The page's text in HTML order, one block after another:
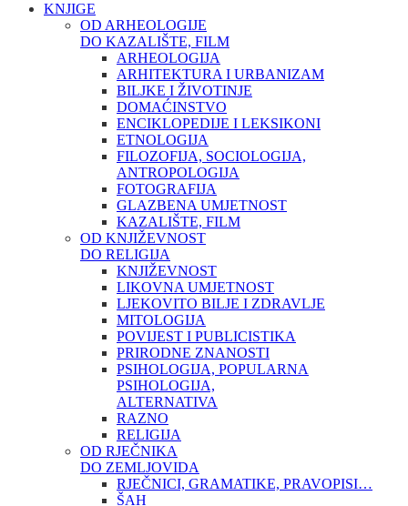
KNJIGE
OD ARHEOLOGIJE
DO KAZALIŠTE, FILM
ARHEOLOGIJA
ARHITEKTURA I URBANIZAM
BILJKE I ŽIVOTINJE
DOMAĆINSTVO
ENCIKLOPEDIJE I LEKSIKONI
ETNOLOGIJA
FILOZOFIJA, SOCIOLOGIJA,
ANTROPOLOGIJA
FOTOGRAFIJA
GLAZBENA UMJETNOST
KAZALIŠTE, FILM
OD KNJIŽEVNOST
DO RELIGIJA
KNJIŽEVNOST
LIKOVNA UMJETNOST
LJEKOVITO BILJE I ZDRAVLJE
MITOLOGIJA
POVIJEST I PUBLICISTIKA
PRIRODNE ZNANOSTI
PSIHOLOGIJA, POPULARNA
PSIHOLOGIJA,
ALTERNATIVA
RAZNO
RELIGIJA
OD RJEČNIKA
DO ZEMLJOVIDA
RJEČNICI, GRAMATIKE, PRAVOPISI…
ŠAH